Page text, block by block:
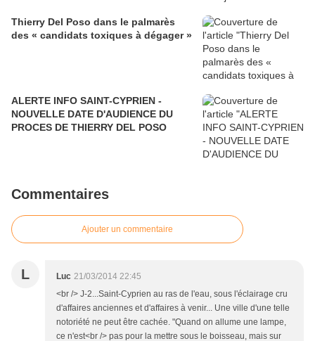
Thierry Del Poso dans le palmarès
des « candidats toxiques à dégager »
ALERTE INFO SAINT-CYPRIEN -
NOUVELLE DATE D'AUDIENCE DU
PROCES DE THIERRY DEL POSO
Commentaires
Ajouter un commentaire
L Luc 21/03/2014 22:45
<br /> J-2...Saint-Cyprien au ras de l'eau, sous l'éclairage cru
d'affaires anciennes et d'affaires à venir... Une ville d'une telle
notoriété ne peut être cachée. "Quand on allume une lampe,
ce n'est<br /> pas pour la mettre sous le boisseau, mais sur